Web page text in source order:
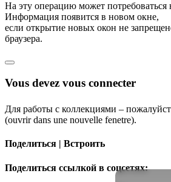
На эту операцию может потребоваться
Информация появится в новом окне,
если открытие новых окон не
браузера.
Vous devez vous connecter
Для работы с коллекциями –
(ouvrir dans une nouvelle fenetre).
Поделиться | Встроить
Поделиться ссылкой в соцсетях: